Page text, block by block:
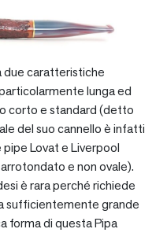
due caratteristiche
lunga ed
corto e standard (detto
del suo cannello è infatti
Lovat e Liverpool
e non ovale).
è rara perché richiede
sufficientemente grande
forma di questa Pipa